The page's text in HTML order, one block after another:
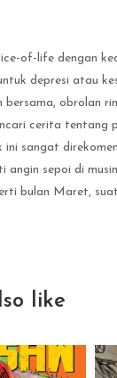
of-life dengan
depresi atau
obrolan
cerita tentang
sangat
angin sepoi di
bulan Maret,
like